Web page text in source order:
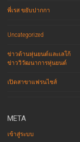
พี่เรส ขยับปากกา
Uncategorized
ข่าวด้านหุ่นยนต์และเลโก้
ข่าววิวัฒนาการหุ่นยนต์
เปิดสาขาแฟรนไชส์
META
เข้าสู่ระบบ